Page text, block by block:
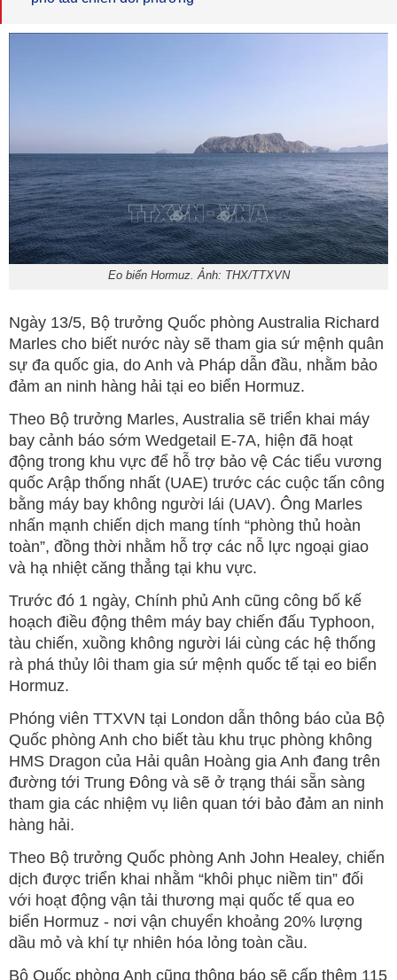
Eo biển Hormuz. Ảnh: THX/TTXVN
Ngày 13/5, Bộ trưởng Quốc phòng Australia Richard
Marles cho biết nước này sẽ tham gia sứ mệnh quân
sự đa quốc gia, do Anh và Pháp dẫn đầu, nhằm bảo
đảm an ninh hàng hải tại eo biển Hormuz.
Theo Bộ trưởng Marles, Australia sẽ triển khai máy
bay cảnh báo sớm Wedgetail E-7A, hiện đã hoạt
động trong khu vực để hỗ trợ bảo vệ Các tiểu vương
quốc Arập thống nhất (UAE) trước các cuộc tấn công
bằng máy bay không người lái (UAV). Ông Marles
nhấn mạnh chiến dịch mang tính “phòng thủ hoàn
toàn”, đồng thời nhằm hỗ trợ các nỗ lực ngoại giao
và hạ nhiệt căng thẳng tại khu vực.
Trước đó 1 ngày, Chính phủ Anh cũng công bố kế
hoạch điều động thêm máy bay chiến đấu Typhoon,
tàu chiến, xuồng không người lái cùng các hệ thống
rà phá thủy lôi tham gia sứ mệnh quốc tế tại eo biển
Hormuz.
Phóng viên TTXVN tại London dẫn thông báo của Bộ
Quốc phòng Anh cho biết tàu khu trục phòng không
HMS Dragon của Hải quân Hoàng gia Anh đang trên
đường tới Trung Đông và sẽ ở trạng thái sẵn sàng
tham gia các nhiệm vụ liên quan tới bảo đảm an ninh
hàng hải.
Theo Bộ trưởng Quốc phòng Anh John Healey, chiến
dịch được triển khai nhằm “khôi phục niềm tin” đối
với hoạt động vận tải thương mại quốc tế qua eo
biển Hormuz - nơi vận chuyển khoảng 20% lượng
dầu mỏ và khí tự nhiên hóa lỏng toàn cầu.
Bộ Quốc phòng Anh cũng thông báo sẽ cấp thêm 115